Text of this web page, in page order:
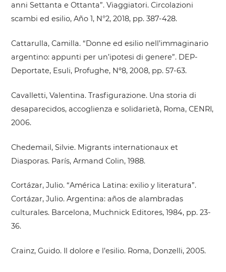
anni Settanta e Ottanta”. Viaggiatori. Circolazioni
scambi ed esilio, Año 1, N°2, 2018, pp. 387-428.
Cattarulla, Camilla. “Donne ed esilio nell’immaginario
argentino: appunti per un’ipotesi di genere”. DEP-
Deportate, Esuli, Profughe, Nº8, 2008, pp. 57-63.
Cavalletti, Valentina. Trasfigurazione. Una storia di
desaparecidos, accoglienza e solidarietà, Roma, CENRI,
2006.
Chedemail, Silvie. Migrants internationaux et
Diasporas. París, Armand Colin, 1988.
Cortázar, Julio. “América Latina: exilio y literatura”.
Cortázar, Julio. Argentina: años de alambradas
culturales. Barcelona, Muchnick Editores, 1984, pp. 23-
36.
Crainz, Guido. Il dolore e l’esilio. Roma, Donzelli, 2005.